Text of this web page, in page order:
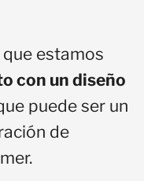
estamos
con un diseño
puede ser un
de